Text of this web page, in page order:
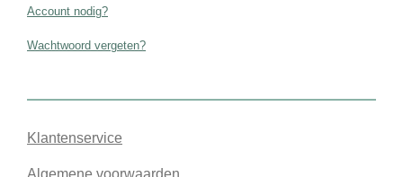
Account nodig?
Wachtwoord vergeten?
Klantenservice
Algemene voorwaarden